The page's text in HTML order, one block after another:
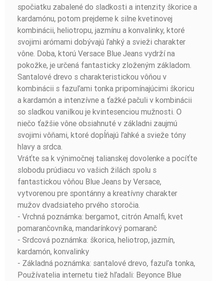
spočiatku zabalené do sladkosti a intenzity škorice a
kardamónu, potom prejdeme k silne kvetinovej
kombinácii, heliotropu, jazmínu a konvalinky, ktoré
svojimi arómami dobývajú ľahký a svieži charakter
vône. Doba, ktorú Versace Blue Jeans vydrží na
pokožke, je určená fantasticky zloženým základom.
Santalové drevo s charakteristickou vôňou v
kombinácii s fazuľami tonka pripomínajúcimi škoricu
a kardamón a intenzívne a ťažké pačuli v kombinácii
so sladkou vanilkou je kvintesenciou mužnosti. O
niečo ťažšie vône obsiahnuté v základni zaujmú
svojimi vôňami, ktoré dopĺňajú ľahké a svieže tóny
hlavy a srdca.
Vráťte sa k výnimočnej talianskej dovolenke a pocíťte
slobodu prúdiacu vo vašich žilách spolu s
fantastickou vôňou Blue Jeans by Versace,
vytvorenou pre spontánny a kreatívny charakter
mužov dvadsiateho prvého storočia.
- Vrchná poznámka: bergamot, citrón Amalfi, kvet
pomarančovníka, mandarínkový pomaranč
- Srdcová poznámka: škorica, heliotrop, jazmín,
kardamón, konvalinky
- Základná poznámka: santalové drevo, fazuľa tonka,
Používatelia internetu tiež hľadali: Beyonce Blue